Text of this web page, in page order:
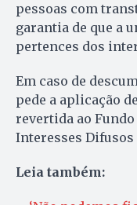
pessoas com
garantia de que a
pertences dos
Em caso de
pede a aplicação
revertida ao Fundo
Interesses Difusos
Leia também: